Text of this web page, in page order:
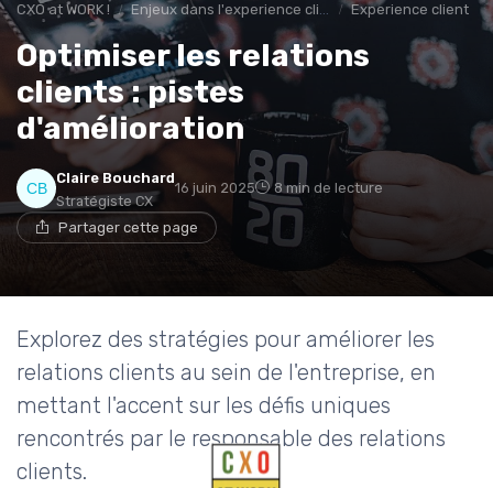
CXO at WORK ! Enjeux dans l'experience client Experience client
Optimiser les relations
clients : pistes
d'amélioration
Claire Bouchard
Stratégiste CX
16 juin 2025 8 min de lecture
Partager cette page
Explorez des stratégies pour améliorer les
relations clients au sein de l'entreprise, en
mettant l'accent sur les défis uniques
rencontrés par le responsable des relations
clients.